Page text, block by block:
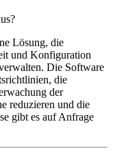
Lösung, die
und Konfiguration
Die Software
die
der
reduzieren und die
gibt es auf Anfrage